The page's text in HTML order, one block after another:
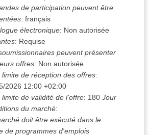
de participation peuvent être
: français
électronique: Non autorisée
: Requise
peuvent présenter
offres: Non autorisée
limite de réception des offres:
2026 12:00 +02:00
limite de validité de l'offre: 180 Jour
du marché:
doit être exécuté dans le
de programmes d'emplois